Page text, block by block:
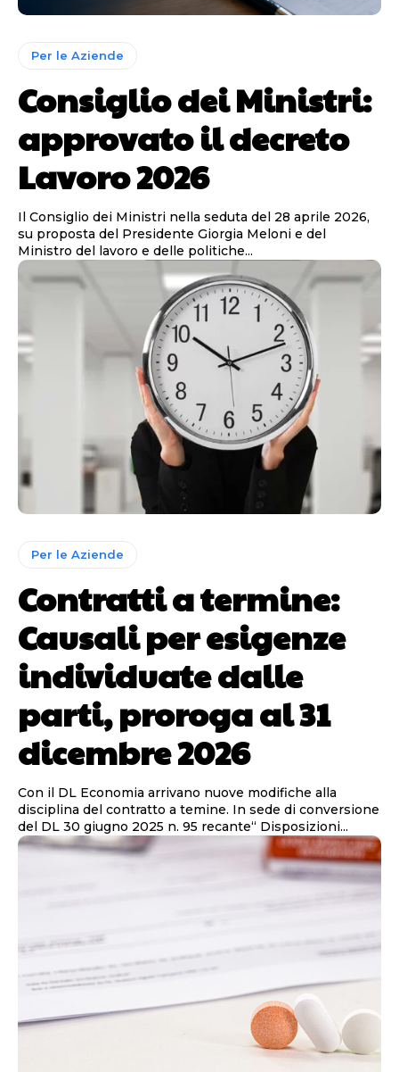
Per le Aziende
Consiglio dei Ministri:
approvato il decreto
Lavoro 2026
Il Consiglio dei Ministri nella seduta del 28 aprile 2026,
su proposta del Presidente Giorgia Meloni e del
Ministro del lavoro e delle politiche...
Per le Aziende
Contratti a termine:
Causali per esigenze
individuate dalle
parti, proroga al 31
dicembre 2026
Con il DL Economia arrivano nuove modifiche alla
disciplina del contratto a temine. In sede di conversione
del DL 30 giugno 2025 n. 95 recante“ Disposizioni...